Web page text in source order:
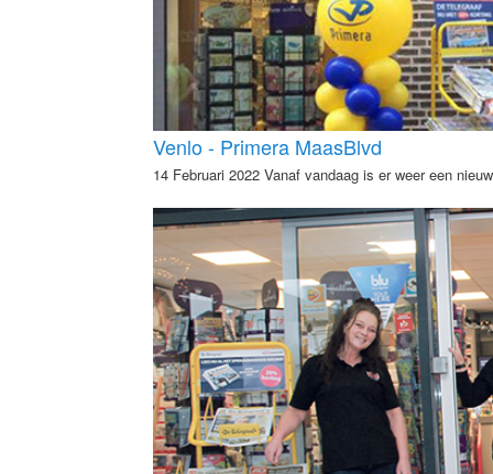
Venlo - Primera MaasBlvd
14 Februari 2022 Vanaf vandaag is er weer een